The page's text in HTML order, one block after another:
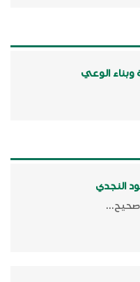
وبناء الوعي
النجدي
صحيح...